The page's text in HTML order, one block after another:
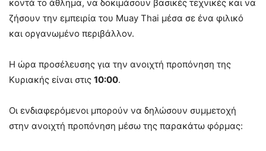
κοντά το άθλημα, να δοκιμάσουν βασικές τεχνικές και να
ζήσουν την εμπειρία του Muay Thai μέσα σε ένα φιλικό
και οργανωμένο περιβάλλον.
Η ώρα προσέλευσης για την ανοιχτή προπόνηση της
Κυριακής είναι στις 10:00.
Οι ενδιαφερόμενοι μπορούν να δηλώσουν συμμετοχή
στην ανοιχτή προπόνηση μέσω της παρακάτω φόρμας: